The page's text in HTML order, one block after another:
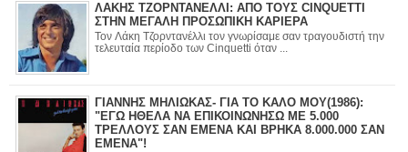
ΛΑΚΗΣ ΤΖΟΡΝΤΑΝΕΛΛΙ: ΑΠΟ ΤΟΥΣ CINQUETTI
ΣΤΗΝ ΜΕΓΑΛΗ ΠΡΟΣΩΠΙΚΗ ΚΑΡΙΕΡΑ
Τον Λάκη Τζορντανέλλι τον γνωρίσαμε σαν τραγουδιστή την
τελευταία περίοδο των Cinquetti όταν ...
ΓΙΑΝΝΗΣ ΜΗΛΙΩΚΑΣ- ΓΙΑ ΤΟ ΚΑΛΟ ΜΟΥ(1986):
"ΕΓΩ ΗΘΕΛΑ ΝΑ ΕΠΙΚΟΙΝΩΝΗΣΩ ΜΕ 5.000
ΤΡΕΛΛΟΥΣ ΣΑΝ ΕΜΕΝΑ ΚΑΙ ΒΡΗΚΑ 8.000.000 ΣΑΝ
ΕΜΕΝΑ"!